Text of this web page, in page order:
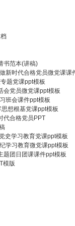
书范本(讲稿)
新时代合格党员微党课课
题党课ppt模板
会党员微党课ppt模板
班会课件ppt模板
思想根基党课ppt模板
代合格党员PPT
史学习教育党课ppt模板
学习教育微党课ppt模板
题团日团课课件ppt模板
模版